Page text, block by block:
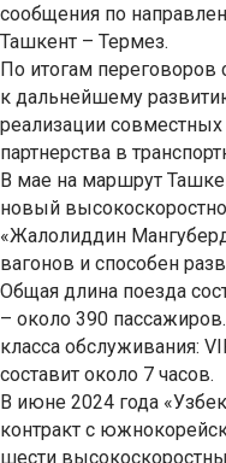
сообщения по
Ташкент – Термез.
По итогам переговоров
к дальнейшему
реализации
партнерства в
В мае на маршрут
новый
«Жалолиддин
вагонов и способен
Общая длина поезда
– около 390
класса обслуживания:
составит около 7 часов.
В июне 2024 года
контракт с
шести